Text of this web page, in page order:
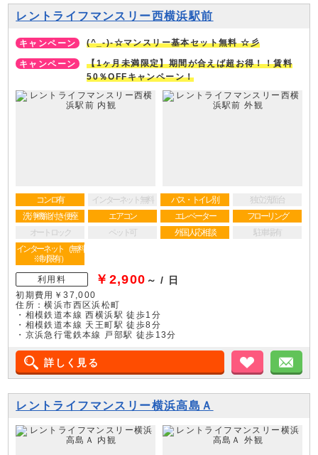
レントライフマンスリー西横浜駅前
(^_-)-☆マンスリー基本セット無料 ☆彡
【1ヶ月未満限定】期間が合えば超お得！！賃料
50％OFFキャンペーン！
コンロ有 インターネット無料 バス・トイレ別
独立洗面台
洗浄機能付き便座
エアコン エレベーター
フローリング
オートロック
ペット可 外国人応相談
駐車場有
インターネット（無料
※制限有）
利用料 ￥2,900 ～ / 日
初期費用￥37,000
住所：横浜市西区浜松町
・相模鉄道本線 西横浜駅 徒歩1分
・相模鉄道本線 天王町駅 徒歩8分
・京浜急行電鉄本線 戸部駅 徒歩13分
詳しく見る お気に入
レントライフマンスリー横浜高島Ａ